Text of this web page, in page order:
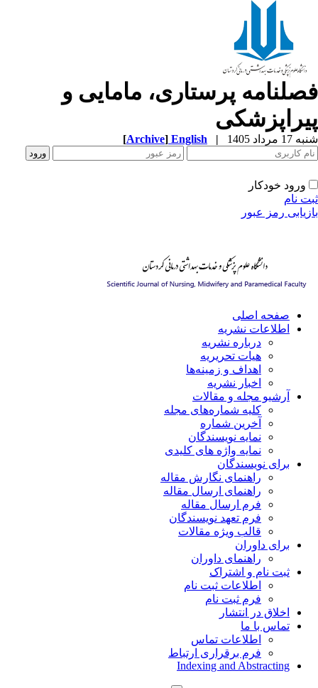
پرستاری، مامایی و
مرداد 1405 |
English
[Archive]
ورود خودکار
نام
رمز عبور
صفحه اصلی
اطلاعات نشریه
درباره نشریه
هیات تحریریه
اهداف و زمینه‌ها
اخبار نشریه
آرشیو مجله و مقالات
کلیه شماره‌های مجله
آخرین شماره
نمایه نویسندگان
نمایه واژه های کلیدی
برای نویسندگان
راهنمای نگارش مقاله
راهنمای ارسال مقاله
فرم ارسال مقاله
فرم تعهد نویسندگان
قالب ویژه مقالات
برای داوران
راهنمای داوران
ثبت نام و اشتراک
اطلاعات ثبت نام
فرم ثبت نام
اخلاق در انتشار
تماس با ما
اطلاعات تماس
فرم برقراری ارتباط
Indexing and Abstracting